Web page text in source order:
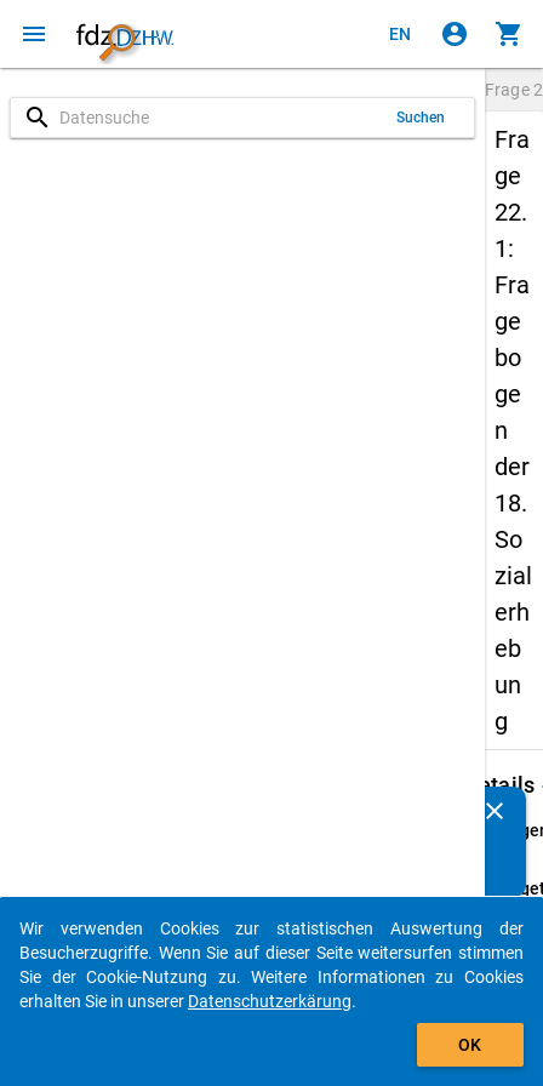
menu EN account_circle shopping_cart
search Suchen
Frage
Fra
ge
22.
1:
Fra
ge
bo
ge
n
der
18.
So
zial
erh
eb
un
g
Details
im
clear
auto_stories
add_shopping_cart
Wir verwenden Cookies zur statistischen Auswertung der
Besucherzugriffe. Wenn Sie auf dieser Seite weitersurfen stimmen
Sie der Cookie-Nutzung zu. Weitere Informationen zu Cookies
erhalten Sie in unserer Datenschutzerkärung.
OK